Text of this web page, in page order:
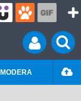
MODERA